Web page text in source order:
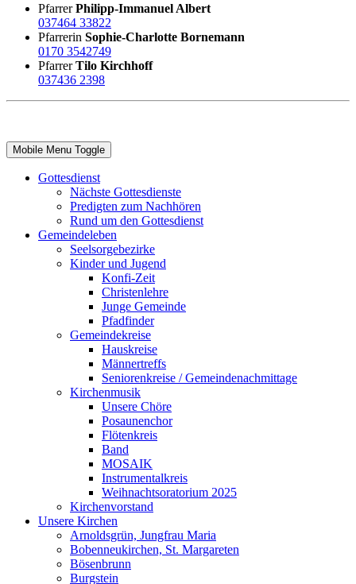
PfarrerPhilipp-Immanuel Albert
037464 33822
Pfarrerin Sophie-Charlotte Bornemann
0170 3542749
PfarrerTilo Kirchhoff
037436 2398
Mobile Menu Toggle
Gottesdienst
Nächste Gottesdienste
Predigten zum Nachhören
Rund um den Gottesdienst
Gemeindeleben
Seelsorgebezirke
Kinder und Jugend
Konfi-Zeit
Christenlehre
Junge Gemeinde
Pfadfinder
Gemeindekreise
Hauskreise
Männertreffs
Seniorenkreise / Gemeindenachmittage
Kirchenmusik
Unsere Chöre
Posaunenchor
Flötenkreis
Band
MOSAIK
Instrumentalkreis
Weihnachtsoratorium 2025
Kirchenvorstand
Unsere Kirchen
Arnoldsgrün, Jungfrau Maria
Bobenneukirchen, St. Margareten
Bösenbrunn
Burgstein